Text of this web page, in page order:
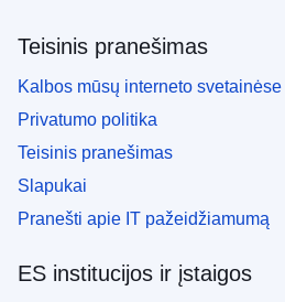
Teisinis pranešimas
Kalbos mūsų interneto svetainėse
Privatumo politika
Teisinis pranešimas
Slapukai
Pranešti apie IT pažeidžiamumą
ES institucijos ir įstaigos